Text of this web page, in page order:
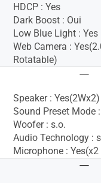
HDCP : Yes
Dark Boost : Oui
Low Blue Light : Yes
Web Camera :
Rotatable)
Speaker : Yes(2Wx2)
Sound Preset Mode
Woofer : s.o.
Audio Technology :
Microphone :